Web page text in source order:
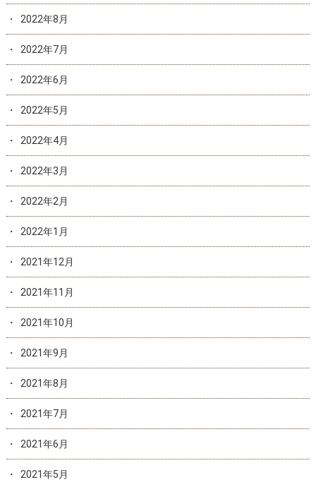
2022年8月
2022年7月
2022年6月
2022年5月
2022年4月
2022年3月
2022年2月
2022年1月
2021年12月
2021年11月
2021年10月
2021年9月
2021年8月
2021年7月
2021年6月
2021年5月